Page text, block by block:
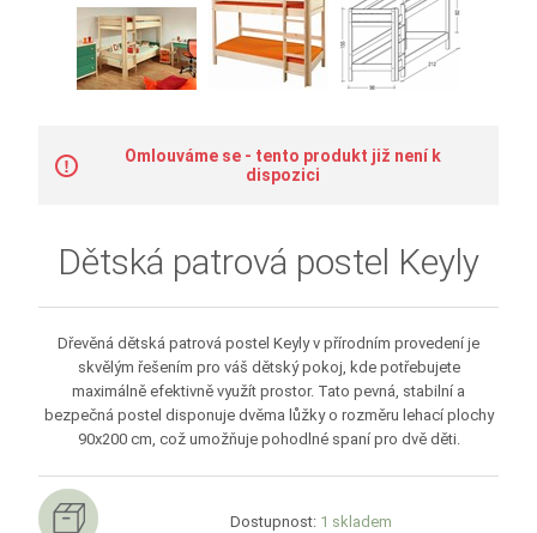
Omlouváme se - tento produkt již není k
dispozici
Dětská patrová postel Keyly
Dřevěná dětská patrová postel Keyly v přírodním provedení je
skvělým řešením pro váš dětský pokoj, kde potřebujete
maximálně efektivně využít prostor. Tato pevná, stabilní a
bezpečná postel disponuje dvěma lůžky o rozměru lehací plochy
90x200 cm, což umožňuje pohodlné spaní pro dvě děti.
Dostupnost: 1 skladem